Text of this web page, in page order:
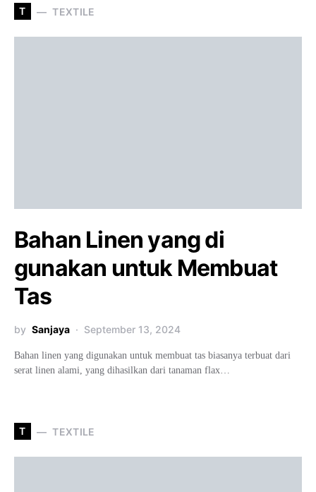
T TEXTILE
Bahan Linen yang di
gunakan untuk Membuat
Tas
by Sanjaya September 13, 2024
Bahan linen yang digunakan untuk membuat tas biasanya terbuat dari
serat linen alami, yang dihasilkan dari tanaman flax…
T TEXTILE